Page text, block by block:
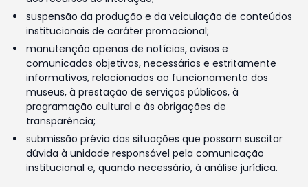
suspensão da produção e da veiculação de conteúdos
institucionais de caráter promocional;
manutenção apenas de notícias, avisos e
comunicados objetivos, necessários e estritamente
informativos, relacionados ao funcionamento dos
museus, à prestação de serviços públicos, à
programação cultural e às obrigações de
transparência;
submissão prévia das situações que possam suscitar
dúvida à unidade responsável pela comunicação
institucional e, quando necessário, à análise jurídica.